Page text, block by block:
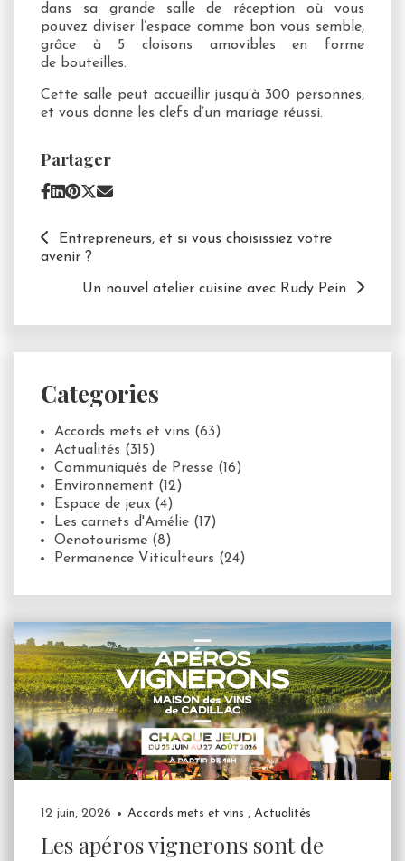
dans sa grande salle de réception où vous
pouvez diviser l’espace comme bon vous semble,
grâce à 5 cloisons amovibles en forme
de bouteilles.
Cette salle peut accueillir jusqu’à 300 personnes,
et vous donne les clefs d’un mariage réussi.
Partager
Entrepreneurs, et si vous choisissiez votre
avenir ?
Un nouvel atelier cuisine avec Rudy Pein
Categories
Accords mets et vins (63)
Actualités (315)
Communiqués de Presse (16)
Environnement (12)
Espace de jeux (4)
Les carnets d'Amélie (17)
Oenotourisme (8)
Permanence Viticulteurs (24)
12 juin, 2026 Accords mets et vins , Actualités
Les apéros vignerons sont de